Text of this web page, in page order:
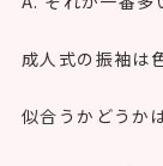
成人式の振袖は
似合うかどうか